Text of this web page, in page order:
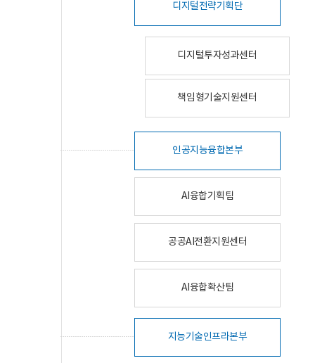
디지털전략기획단
디지털투자성과센터
책임형기술지원센터
인공지능융합본부
AI융합기획팀
공공AI전환지원센터
AI융합확산팀
지능기술인프라본부